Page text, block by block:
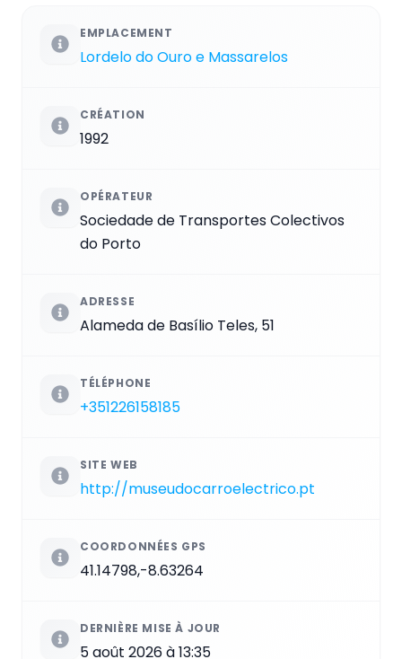
EMPLACEMENT
Lordelo do Ouro e Massarelos
CRÉATION
1992
OPÉRATEUR
Sociedade de Transportes Colectivos
do Porto
ADRESSE
Alameda de Basílio Teles, 51
TÉLÉPHONE
+351226158185
SITE WEB
http://museudocarroelectrico.pt
COORDONNÉES GPS
41.14798,-8.63264
DERNIÈRE MISE À JOUR
5 août 2026 à 13:35